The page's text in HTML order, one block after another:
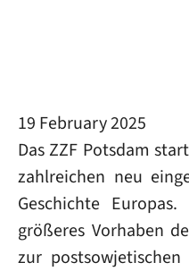
19 February 2025
Das ZZF Potsdam
zahlreichen neu
Geschichte
größeres Vorhaben
zur postsowjetischen